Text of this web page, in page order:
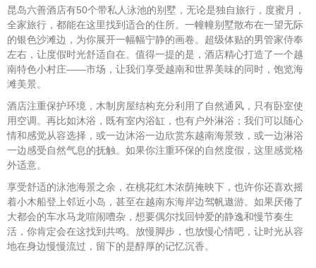
昆岛六善酒店有50个带私人泳池的别墅，无论是独自旅行，度蜜月，
全家旅行，都能在这里找到适合的住所。一幢幢别墅散布在一望无际
的银色沙滩边，为你展开一幅幅宁静的画卷。超级体贴的男管家侍奉
左右，让度假时光舒适自在。值得一提的是，酒店精心打造了一个越
南特色小村庄——市场，让我们享受越南和世界美味的同时，饱览海
滩美景。
酒店注重保护环境，木制房屋结构充分利用了自然通风，只有卧室使
用空调。再比如沐浴，既有室内浴缸，也有户外淋浴；我们可以随心
情和感觉从容选择，或一边沐浴一边欣赏东越南海景致，或一边淋浴
一边感受自然气息的抚触。如果你注重环保的自然度假，这里感觉格
外适意。
享受舒适的泳池海景之余，在桃花红木浓荫掩映下，也许你还喜欢摇
着小木船登上邻近小岛，甚至在越南东海岸边驾帆遨游。如果厌倦了
大都会的车水马龙喧闹嘈杂，想要偶尔找回钟爱的静逸和慢节奏生
活，你肯定会在这找到共鸣。放慢脚步，也放慢心情吧，让时光从容
地在身边慢慢流过，留下的是醇厚的记忆沉香。